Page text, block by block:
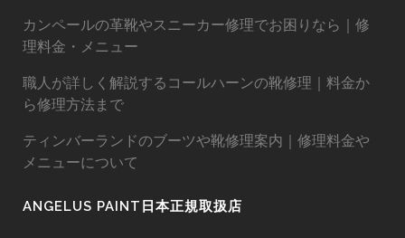
カンペールの革靴やスニーカー修理でお困りなら｜修
理料金・メニュー
職人が詳しく解説するコールハーンの靴修理｜料金か
ら修理方法まで
ティンバーランドのブーツや靴修理案内｜修理料金や
メニューについて
ANGELUS PAINT日本正規取扱店